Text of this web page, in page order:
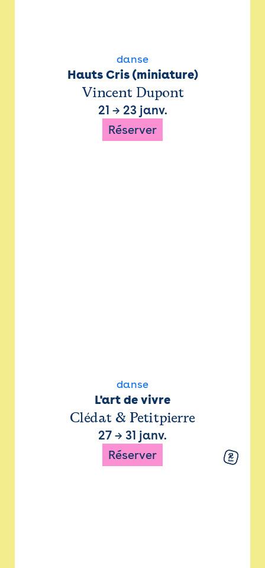
danse
Hauts Cris (miniature)
Vincent Dupont
21 → 23 janv.
Réserver
danse
L'art de vivre
Clédat & Petitpierre
27 → 31 janv.
Réserver